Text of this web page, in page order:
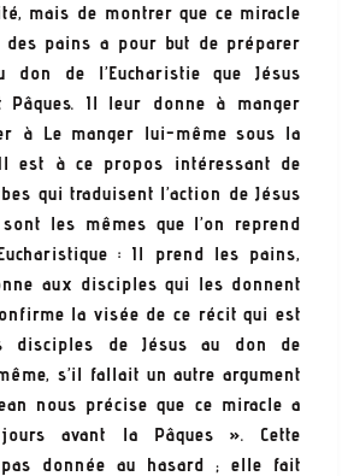
mais de montrer que ce miracle
pains a pour but de préparer
don de l’Eucharistie que Jésus
Pâques. Il leur donne à manger
à Le manger lui-même sous la
est à ce propos intéressant de
qui traduisent l’action de Jésus
les mêmes que l’on reprend
: Il prend les pains,
aux disciples qui les donnent
la visée de ce récit qui est
disciples de Jésus au don de
s’il fallait un autre argument
nous précise que ce miracle a
avant la Pâques ». Cette
pas donnée au hasard ; elle fait